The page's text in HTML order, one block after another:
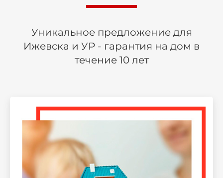
Уникальное предложение для
Ижевска и УР - гарантия на дом в
течение 10 лет